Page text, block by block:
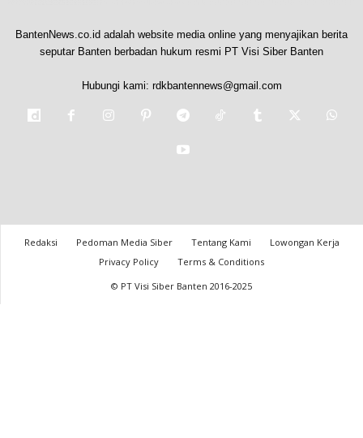
BantenNews.co.id adalah website media online yang menyajikan berita
seputar Banten berbadan hukum resmi PT Visi Siber Banten
Hubungi kami: rdkbantennews@gmail.com
Redaksi Pedoman Media Siber Tentang Kami
Lowongan Kerja
Privacy Policy
Terms & Conditions
© PT Visi Siber Banten 2016-2025